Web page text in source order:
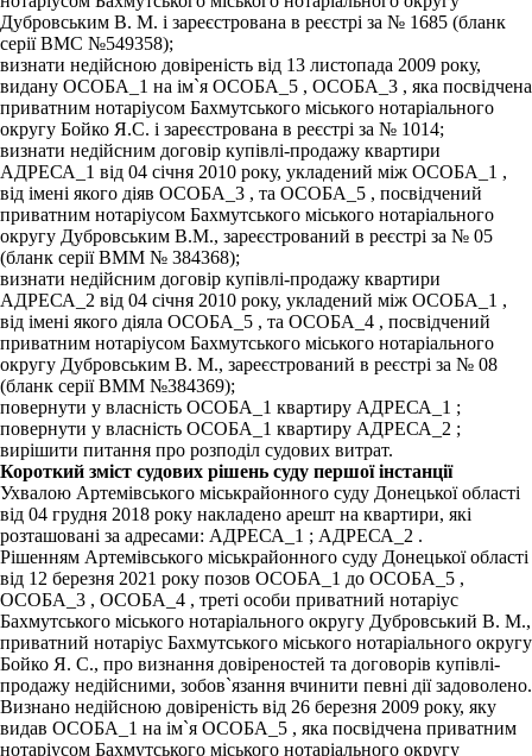
Дубровським В. М. і зареєстрована в реєстрі за № 1685 (бланк
серії ВМС №549358);
визнати недійсною довіреність від 13 листопада 2009 року,
видану ОСОБА_1 на ім`я ОСОБА_5 , ОСОБА_3 , яка посвідчена
приватним нотаріусом Бахмутського міського нотаріального
округу Бойко Я.С. і зареєстрована в реєстрі за № 1014;
визнати недійсним договір купівлі-продажу квартири
АДРЕСА_1 від 04 січня 2010 року, укладений між ОСОБА_1 ,
від імені якого діяв ОСОБА_3 , та ОСОБА_5 , посвідчений
приватним нотаріусом Бахмутського міського нотаріального
округу Дубровським В.М., зареєстрований в реєстрі за № 05
(бланк серії ВММ № 384368);
визнати недійсним договір купівлі-продажу квартири
АДРЕСА_2 від 04 січня 2010 року, укладений між ОСОБА_1 ,
від імені якого діяла ОСОБА_5 , та ОСОБА_4 , посвідчений
приватним нотаріусом Бахмутського міського нотаріального
округу Дубровським В. М., зареєстрований в реєстрі за № 08
(бланк серії ВММ №384369);
повернути у власність ОСОБА_1 квартиру АДРЕСА_1 ;
повернути у власність ОСОБА_1 квартиру АДРЕСА_2 ;
вирішити питання про розподіл судових витрат.
Короткий зміст судових рішень суду першої інстанції
Ухвалою Артемівського міськрайонного суду Донецької області
від 04 грудня 2018 року накладено арешт на квартири, які
розташовані за адресами: АДРЕСА_1 ; АДРЕСА_2 .
Рішенням Артемівського міськрайонного суду Донецької області
від 12 березня 2021 року позов ОСОБА_1 до ОСОБА_5 ,
ОСОБА_3 , ОСОБА_4 , треті особи приватний нотаріус
Бахмутського міського нотаріального округу Дубровський В. М.,
приватний нотаріус Бахмутського міського нотаріального округу
Бойко Я. С., про визнання довіреностей та договорів купівлі-
продажу недійсними, зобов`язання вчинити певні дії задоволено.
Визнано недійсною довіреність від 26 березня 2009 року, яку
видав ОСОБА_1 на ім`я ОСОБА_5 , яка посвідчена приватним
нотаріусом Бахмутського міського нотаріального округу